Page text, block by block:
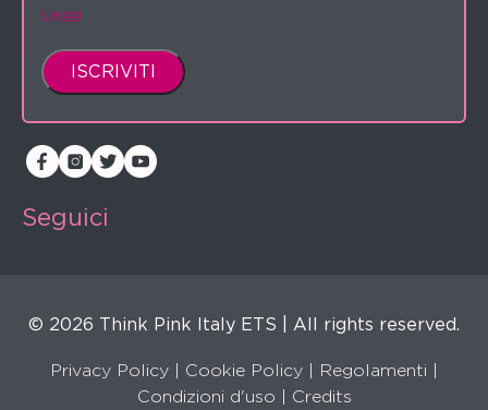
Leggi
Seguici
© 2026 Think Pink Italy ETS | All rights reserved.
Privacy Policy | Cookie Policy | Regolamenti |
Condizioni d'uso | Credits